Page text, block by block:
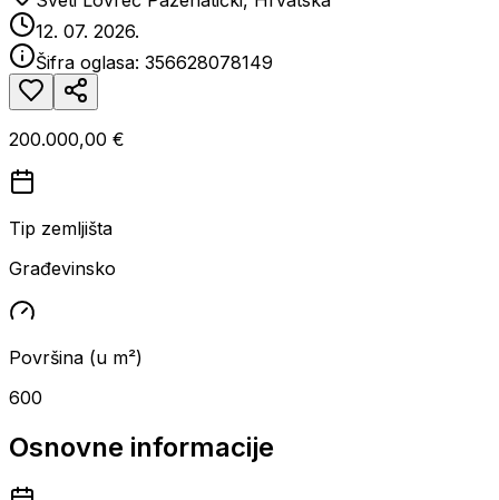
12. 07. 2026.
Šifra oglasa: 356628078149
200.000,00 €
Tip zemljišta
Građevinsko
Površina (u m²)
600
Osnovne informacije